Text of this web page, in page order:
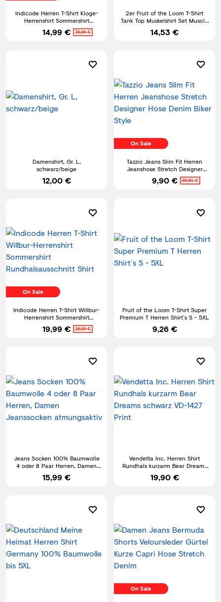
Indicode Herren T-Shirt Kloge-
Herrenshirt Sommershirt
Rundhals Shirt Männer
14,99 € 39,99 €
2er Fruit of the Loom T-Shirt
Tank Top Muskelshirt Set Muscle
Shirt Herren Shirt
14,53 €
Damenshirt, Gr. L,
schwarz/beige
12,00 €
On Sale
Tazzio Jeans Slim Fit Herren
Jeanshose Stretch Designer
Hose Denim Biker Style
9,90 € 69,90 €
On Sale
Indicode Herren T-Shirt Willbur-
Herrenshirt Sommershirt
Rundhalsausschnitt Shirt
19,99 € 29,99 €
Fruit of the Loom T-Shirt Super
Premium T Herren Shirt´s S - 5XL
9,26 €
Jeans Socken 100% Baumwolle
4 oder 8 Paar Herren, Damen
Jeanssocken atmungsaktiv
15,99 €
Vendetta Inc. Herren Shirt
Rundhals kurzarm Bear Dreams
schwarz VD-1427 Print
19,90 €
On Sale